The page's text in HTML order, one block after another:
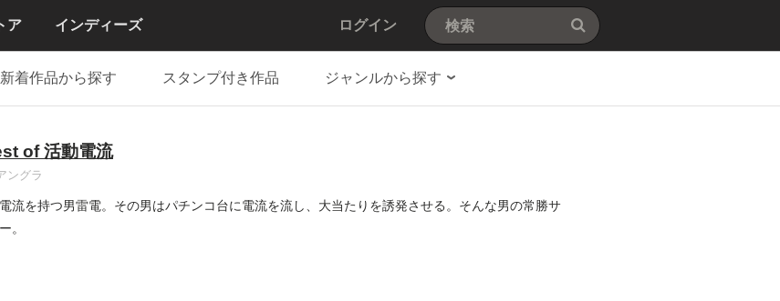
ア インディーズ ログイン
新着作品から探す スタンプ付き作品 ジャンルから探す
of 活動電流
ングラ
流を持つ男雷電。その男はパチンコ台に電流を流し、大当たりを誘発させる。そんな男の常勝サ
。